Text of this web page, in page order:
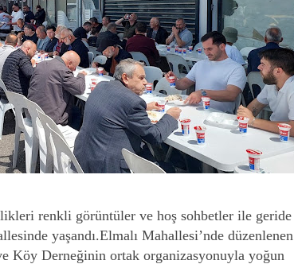
renkli görüntüler ve hoş sohbetler ile geride
yaşandı.Elmalı Mahallesi’nde düzenlenen
Köy Derneğinin ortak organizasyonuyla yoğun